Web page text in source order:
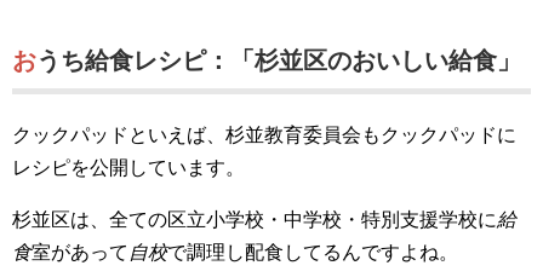
おうち給食レシピ：「杉並区のおいしい給食」
クックパッドといえば、杉並教育委員会もクックパッドに
レシピを公開しています。
杉並区は、全ての区立小学校・中学校・特別支援学校に給
食室があって 自校で調理し配食してるんですよね。